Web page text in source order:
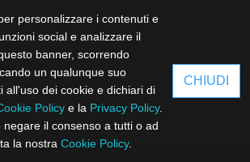
personalizzare i contenuti e
social e analizzare il
banner, scorrendo
un qualunque suo
all'uso dei cookie e dichiari di
Policy e la Privacy Policy.
il consenso a tutti o ad
la nostra Cookie Policy.
CHIUDI